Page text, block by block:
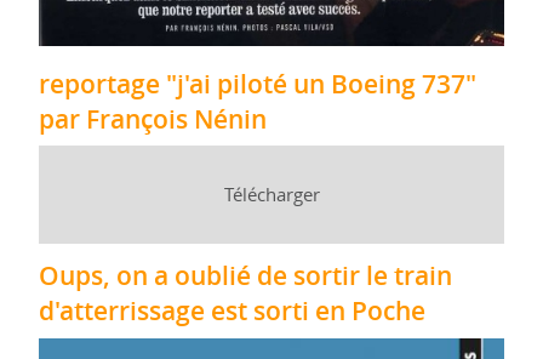
reportage "j'ai piloté un Boeing 737"
par François Nénin
Télécharger
Oups, on a oublié de sortir le train
d'atterrissage est sorti en Poche